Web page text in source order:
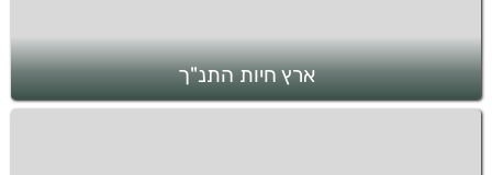
ארץ חיות התנ"ך